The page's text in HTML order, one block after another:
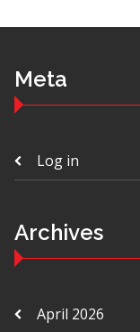
Meta
Log in
Archives
April 2026